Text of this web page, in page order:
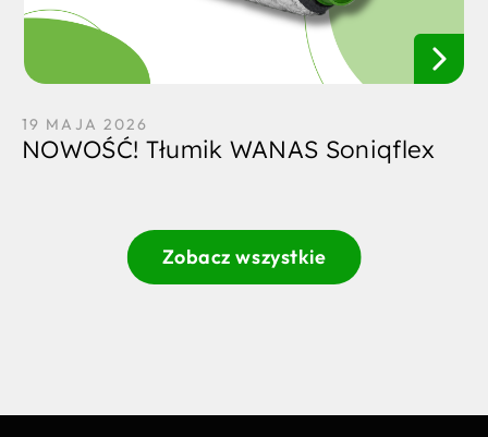
19 MAJA 2026
NOWOŚĆ! Tłumik WANAS Soniqflex
Zobacz wszystkie